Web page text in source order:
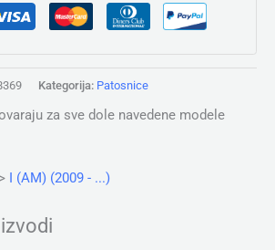
Kategorija: Patosnice
za sve dole navedene modele
I (AM) (2009 - ...)